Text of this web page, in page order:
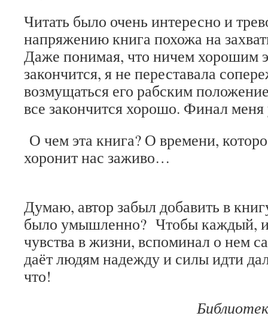
Читать было очень интересно и
напряжению книга похожа на
Даже понимая, что ничем хорошим
закончится, я не переставала
возмущаться его рабским
все закончится хорошо. Финал меня
О чем эта книга? О времени,
хоронит нас заживо…
Думаю, автор забыл добавить в
было умышленно? Чтобы каждый,
чувства в жизни, вспоминал о нем
даёт людям надежду и силы идти
что!